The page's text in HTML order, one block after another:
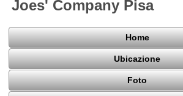
Joes' Company Pisa
Home
Ubicazione
Foto